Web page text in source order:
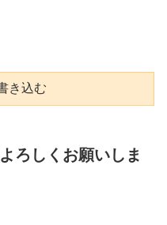
き込む
ろしくお願いしま